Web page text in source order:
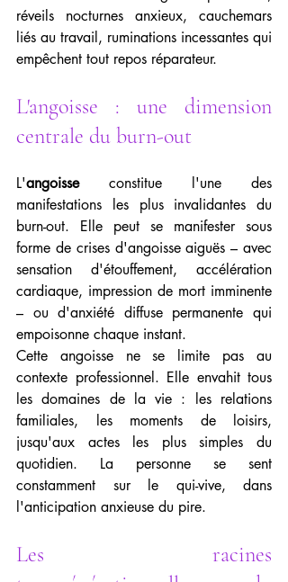
réveils nocturnes anxieux, cauchemars
liés au travail, ruminations incessantes qui
empêchent tout repos réparateur.
L'angoisse : une dimension
centrale du burn-out
L'angoisse constitue l'une des
manifestations les plus invalidantes du
burn-out. Elle peut se manifester sous
forme de crises d'angoisse aiguës – avec
sensation d'étouffement, accélération
cardiaque, impression de mort imminente
– ou d'anxiété diffuse permanente qui
empoisonne chaque instant.
Cette angoisse ne se limite pas au
contexte professionnel. Elle envahit tous
les domaines de la vie : les relations
familiales, les moments de loisirs,
jusqu'aux actes les plus simples du
quotidien. La personne se sent
constamment sur le qui-vive, dans
l'anticipation anxieuse du pire.
Les racines